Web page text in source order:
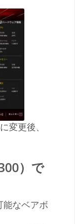
変更後、
）で
能なベアボ